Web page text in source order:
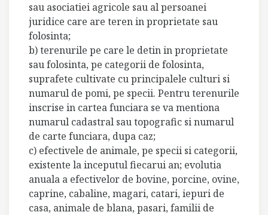
sau asociatiei agricole sau al persoanei
juridice care are teren in proprietate sau
folosinta;
b) terenurile pe care le detin in proprietate
sau folosinta, pe categorii de folosinta,
suprafete cultivate cu principalele culturi si
numarul de pomi, pe specii. Pentru terenurile
inscrise in cartea funciara se va mentiona
numarul cadastral sau topografic si numarul
de carte funciara, dupa caz;
c) efectivele de animale, pe specii si categorii,
existente la inceputul fiecarui an; evolutia
anuala a efectivelor de bovine, porcine, ovine,
caprine, cabaline, magari, catari, iepuri de
casa, animale de blana, pasari, familii de